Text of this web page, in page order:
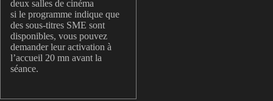
deux salles de cinéma
si le programme indique que
des sous-titres SME sont
disponibles, vous pouvez
demander leur activation à
l’accueil 20 mn avant la
séance.